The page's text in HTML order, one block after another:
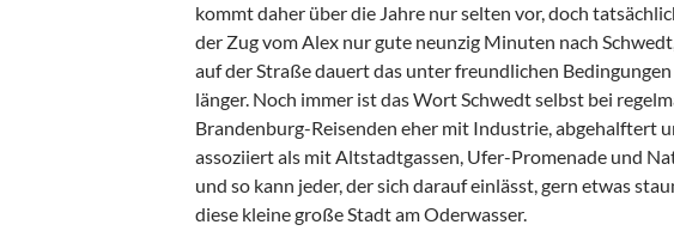
kommt daher über die Jahre nur selten vor, doch
der Zug vom Alex nur gute neunzig Minuten nach
auf der Straße dauert das unter freundlichen
länger. Noch immer ist das Wort Schwedt selbst bei
Brandenburg-Reisenden eher mit Industrie, abgehalftert
assoziiert als mit Altstadtgassen, Ufer-Promenade und
und so kann jeder, der sich darauf einlässt, gern etwas
diese kleine große Stadt am Oderwasser.